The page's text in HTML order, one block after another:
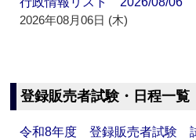
2026年08月06日 (木)
登録販売者試験・日程一覧
令和8年度 登録販売者試験